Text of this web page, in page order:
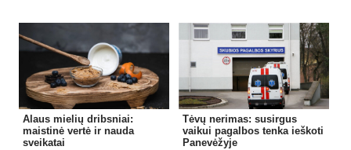
Alaus mielių dribsniai:
maistinė vertė ir nauda
sveikatai
Tėvų nerimas: susirgus
vaikui pagalbos tenka ieškoti
Panevėžyje